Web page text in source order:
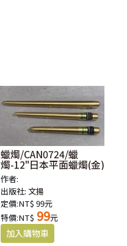
蠟燭/CAN0724/蠟
燭-12"日本平面蠟燭(金)
作者:
出版社: 文揚
定價:NT$ 99元
特價:NT$ 99元